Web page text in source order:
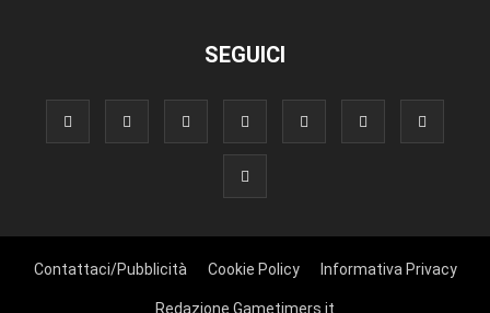
SEGUICI
Contattaci/Pubblicità Cookie Policy Informativa Privacy
Redazione Gametimers.it